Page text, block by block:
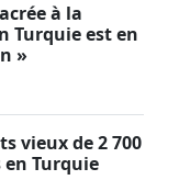
à la
Turquie est en
»
vieux de 2 700
en Turquie